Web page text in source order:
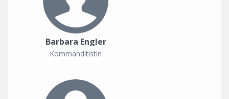
Barbara Engler
Kommanditistin